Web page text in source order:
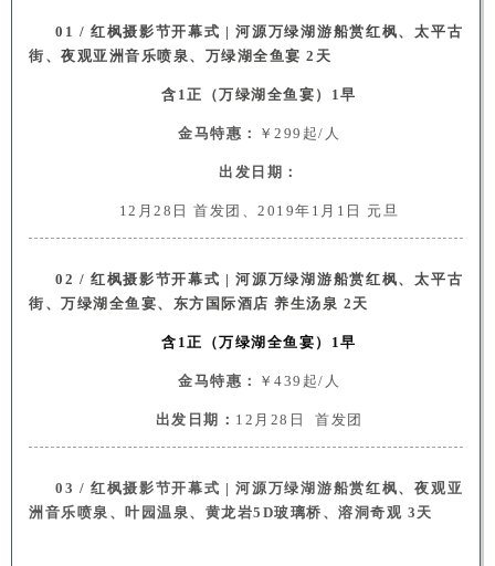
01 / 红枫摄影节开幕式 | 河源万绿湖游船赏红枫、太平古
街、夜观亚洲音乐喷泉、万绿湖全鱼宴 2天
含1正（万绿湖全鱼宴）1早
金马特惠： ￥299起/人
出发日期：
12月28日 首发团、2019年1月1日 元旦
02 / 红枫摄影节开幕式 | 河源万绿湖游船赏红枫、太平古
街、万绿湖全鱼宴、东方国际酒店 养生汤泉 2天
含1正（万绿湖全鱼宴）1早
金马特惠： ￥439起/人
出发日期： 12月28日 首发团
03 / 红枫摄影节开幕式 | 河源万绿湖游船赏红枫、夜观亚
洲音乐喷泉、叶园温泉、黄龙岩5D玻璃桥、溶洞奇观 3天